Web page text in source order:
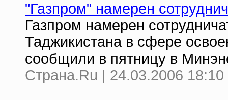
"Газпром" намерен
Газпром намерен
Таджикистана в сфере
сообщили в пятницу в
Страна.Ru | 24.03.2006 18:10